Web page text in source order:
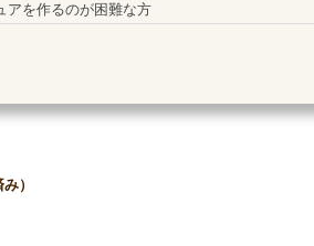
アを作るのが困難な方
）